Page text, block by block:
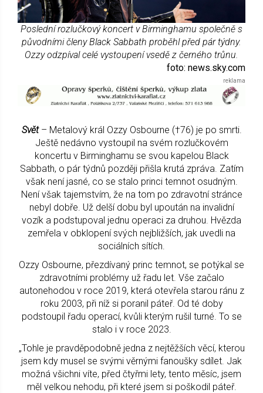
Poslední rozlučkový koncert v Birminghamu společně s
původními členy Black Sabbath proběhl před pár týdny.
Ozzy odzpíval celé vystoupení vsedě z černého trůnu.
foto: news.sky.com
Svět – Metalový král Ozzy Osbourne (†76) je po smrti.
Ještě nedávno vystoupil na svém rozlučkovém
koncertu v Birminghamu se svou kapelou Black
Sabbath, o pár týdnů později přišla krutá zpráva. Zatím
však není jasné, co se stalo princi temnot osudným.
Není však tajemstvím, že na tom po zdravotní stránce
nebyl dobře. Už delší dobu byl upoután na invalidní
vozík a podstupoval jednu operaci za druhou. Hvězda
zemřela v obklopení svých nejbližších, jak uvedli na
sociálních sítích.
Ozzy Osbourne, přezdívaný princ temnot, se potýkal se
zdravotními problémy už řadu let. Vše začalo
autonehodou v roce 2019, která otevřela starou ránu z
roku 2003, při níž si poranil páteř. Od té doby
podstoupil řadu operací, kvůli kterým rušil turné. To se
stalo i v roce 2023.
„Tohle je pravděpodobně jedna z nejtěžších věcí, kterou
jsem kdy musel se svými věrnými fanoušky sdílet. Jak
možná všichni víte, před čtyřmi lety, tento měsíc, jsem
měl velkou nehodu, při které jsem si poškodil páteř.